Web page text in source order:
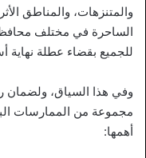
والمتنزهات، والمناطق
الساحرة في مختلف
للجميع بقضاء عطلة نهاية
وفي هذا السياق، ولضمان
مجموعة من الممارسات
أهمها: